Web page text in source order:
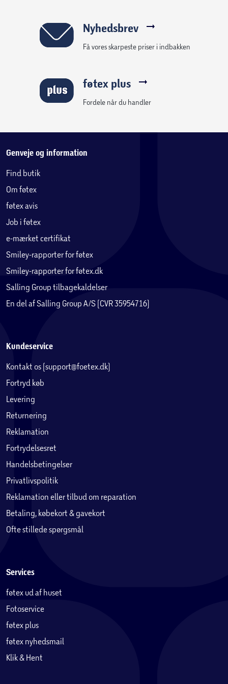
Et kodekort til Pokémon TCG Live
Nyhedsbrev
Få vores skarpeste priser i indbakken
føtex plus
Fordele når du handler
Genveje og information
Find butik
Om føtex
føtex avis
Job i føtex
e-mærket certifikat
Smiley-rapporter for føtex
Smiley-rapporter for føtex.dk
Salling Group tilbagekaldelser
En del af Salling Group A/S (CVR 35954716)
Kundeservice
Kontakt os (support@foetex.dk)
Fortryd køb
Levering
Returnering
Reklamation
Fortrydelsesret
Handelsbetingelser
Privatlivspolitik
Reklamation eller tilbud om reparation
Betaling, købekort & gavekort
Ofte stillede spørgsmål
Services
føtex ud af huset
Fotoservice
føtex plus
føtex nyhedsmail
Klik & Hent